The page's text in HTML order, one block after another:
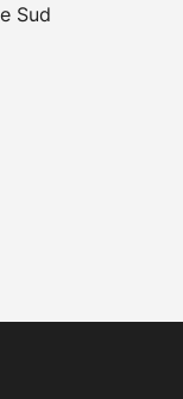
Sud